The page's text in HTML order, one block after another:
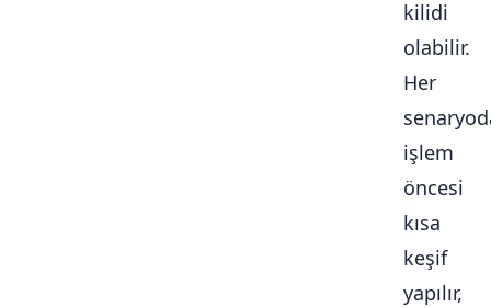
kilidi
olabilir.
Her
işlem
öncesi
kısa
keşif
yapılır,